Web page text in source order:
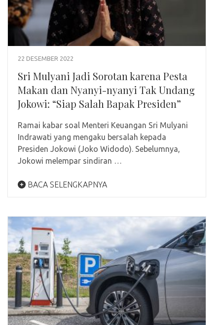
22 DESEMBER 2022
Sri Mulyani Jadi Sorotan karena Pesta
Makan dan Nyanyi-nyanyi Tak Undang
Jokowi: “Siap Salah Bapak Presiden”
Ramai kabar soal Menteri Keuangan Sri Mulyani
Indrawati yang mengaku bersalah kepada
Presiden Jokowi (Joko Widodo). Sebelumnya,
Jokowi melempar sindiran …
BACA SELENGKAPNYA